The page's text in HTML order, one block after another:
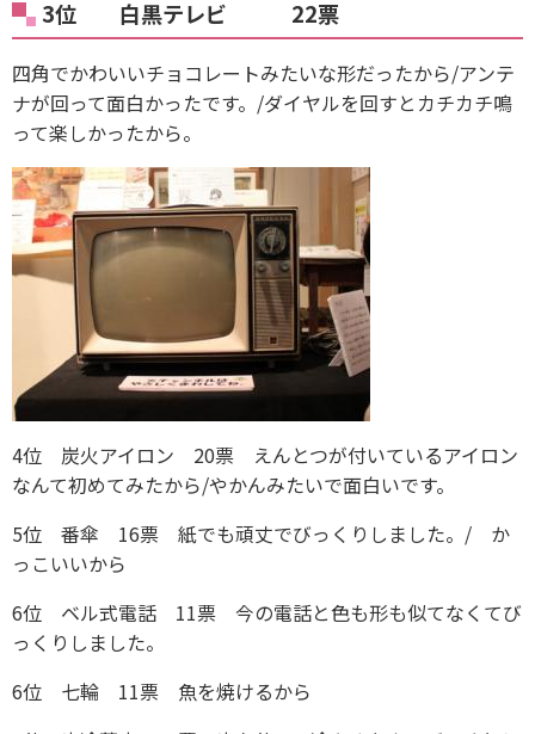
3位 白黒テレビ 22票
四角でかわいいチョコレートみたいな形だったから/アンテ
ナが回って面白かったです。/ダイヤルを回すとカチカチ鳴
って楽しかったから。
4位 炭火アイロン 20票 えんとつが付いているアイロン
なんて初めてみたから/やかんみたいで面白いです。
5位 番傘 16票 紙でも頑丈でびっくりしました。/ か
っこいいから
6位 ベル式電話 11票 今の電話と色も形も似てなくてび
っくりしました。
6位 七輪 11票 魚を焼けるから